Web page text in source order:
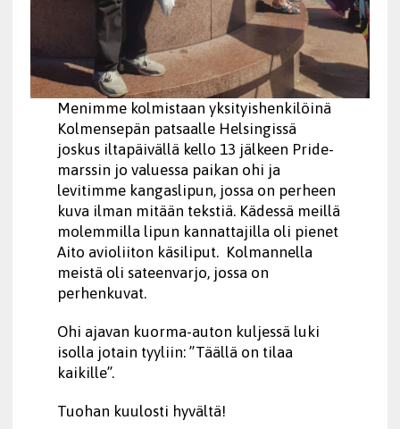
Menimme kolmistaan yksityishenkilöinä
Kolmensepän patsaalle Helsingissä
joskus iltapäivällä kello 13 jälkeen Pride-
marssin jo valuessa paikan ohi ja
levitimme kangaslipun, jossa on perheen
kuva ilman mitään tekstiä. Kädessä meillä
molemmilla lipun kannattajilla oli pienet
Aito avioliiton käsiliput. Kolmannella
meistä oli sateenvarjo, jossa on
perhenkuvat.
Ohi ajavan kuorma-auton kuljessä luki
isolla jotain tyyliin: ”Täällä on tilaa
kaikille”.
Tuohan kuulosti hyvältä!